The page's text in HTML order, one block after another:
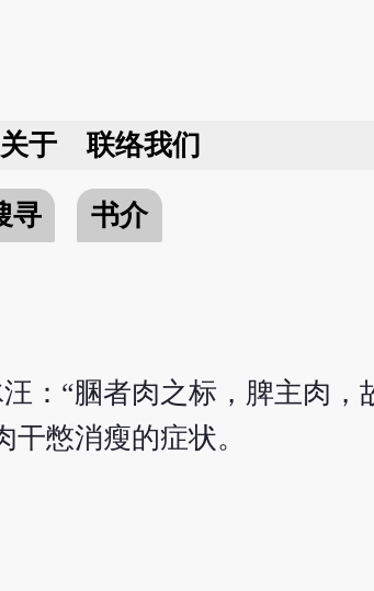
关于 联络我们
寻
书介
：“䐃者肉之标，脾主肉，
憋消瘦的症状。